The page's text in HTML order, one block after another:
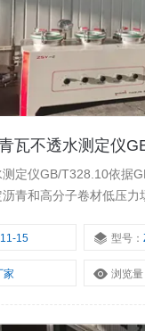
瓦不透水测定仪
定仪GB/T328.10依据
青和高分子卷材低压力
压力不大于60Kpa的情况
15 型号：
家 浏览